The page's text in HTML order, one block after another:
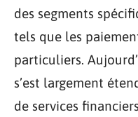
des segments
tels que les
particuliers.
s’est largement
de services